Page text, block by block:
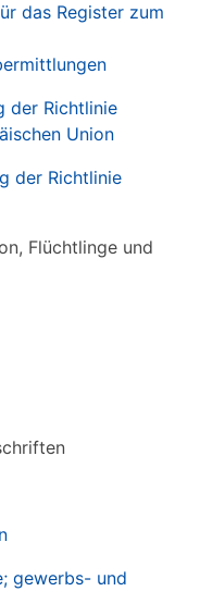
das Register zum
der Richtlinie
Union
der Richtlinie
Flüchtlinge und
gewerbs- und